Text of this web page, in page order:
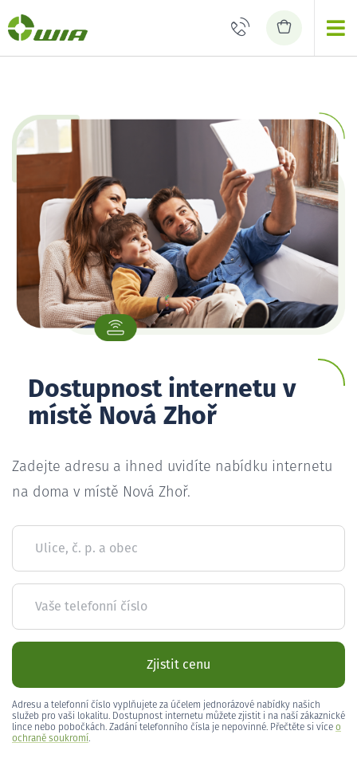
Dostupnost internetu v
místě Nová Zhoř
Zadejte adresu a ihned uvidíte nabídku internetu
na doma v místě Nová Zhoř.
Ulice, č. p. a obec
Vaše telefonní číslo
Zjistit cenu
Adresu a telefonní číslo vyplňujete za účelem jednorázové nabídky našich
služeb pro vaši lokalitu. Dostupnost internetu můžete zjistit i na naší zákaznické
lince nebo pobočkách. Zadání telefonního čísla je nepovinné. Přečtěte si více o
ochraně soukromí.